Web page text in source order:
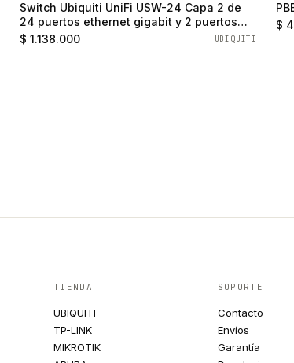
Switch Ubiquiti UniFi USW-24 Capa 2 de
24 puertos ethernet gigabit y 2 puertos
SFP
$ 1.138.000 UBIQUITI
$
TIENDA
UBIQUITI
TP-LINK
MIKROTIK
SOPORTE
Contacto
Envíos
Garantía